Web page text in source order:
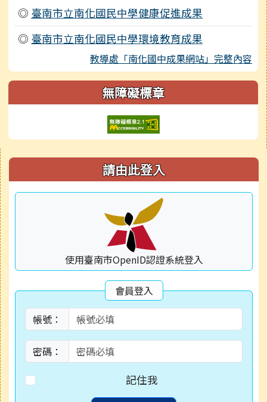
◎ 臺南市立南化國民中學健康促進成果
◎ 臺南市立南化國民中學環境教育成果
教導處「南化國中成果網站」完整內容
無障礙標章
右邊區域內容 請由此登入
使用臺南市OpenID認證系統登入
會員登入
帳號：
密碼：
記住我